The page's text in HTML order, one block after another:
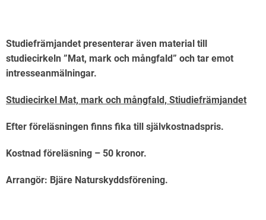
Studiefrämjandet presenterar även material till
studiecirkeln ”Mat, mark och mångfald” och tar emot
intresseanmälningar.
Studiecirkel Mat, mark och mångfald, Stiudiefrämjandet
Efter föreläsningen finns fika till självkostnadspris.
Kostnad föreläsning – 50 kronor.
Arrangör: Bjäre Naturskyddsförening.